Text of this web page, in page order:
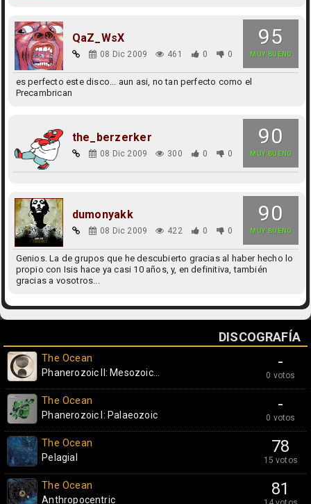
95
MUY BUENO
QaZ_WsX
08 Dic 2009 461 0 0
es perfecto este disco... aun asi, no tan perfecto como el
Precambrican
90
MUY BUENO
the_berzerker
08 Dic 2009 300 0 0
90
MUY BUENO
dumonyakk
08 Dic 2009 422 0 0
Genios. La de grupos que he descubierto gracias al haber hecho lo
propio con Isis hace ya casi 10 años, y, en definitiva, también
gracias a vosotros...
DISCOGRAFÍA
-
0 votos
The Ocean
Phanerozoic II: Mesozoic...
-
0 votos
The Ocean
Phanerozoic I: Palaeozoic
78
15 votos
The Ocean
Pelagial
81
The Ocean
Anthropocentric